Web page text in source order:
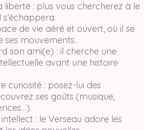
liberté : plus vous chercherez à le
de vie aéré et ouvert, où il se
ses mouvements.
son ami(e) : il cherche une
avant une histoire
curiosité : posez-lui des
ses goûts (musique,
: le Verseau adore les